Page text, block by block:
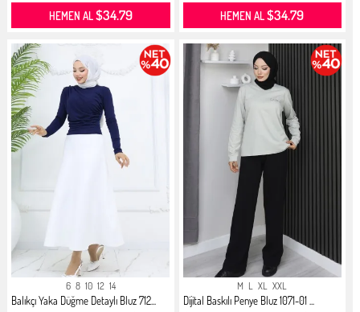
HEMEN AL$34.79 HEMEN AL$34.79
6 8 10 12 14
Balıkçı Yaka Düğme Detaylı Bluz 712...
M L XL XXL
Dijital Baskılı Penye Bluz 1071-01 ...